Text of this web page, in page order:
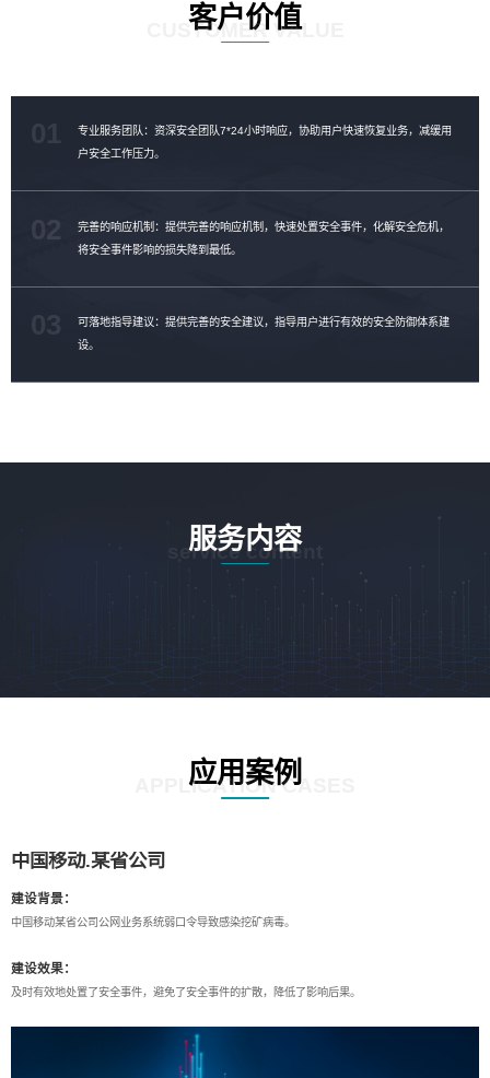
客户价值
CUSTOMER VALUE
专业服务团队：资深安全团队7*24小时响应，协助用户快速恢复业务，减缓用
户安全工作压力。
完善的响应机制：提供完善的响应机制，快速处置安全事件，化解安全危机，
将安全事件影响的损失降到最低。
02
可落地指导建议：提供完善的安全建议，指导用户进行有效的安全防御体系建
设。
03
服务内容
service content
应用案例
APPLICATION CASES
中国移动.某省公司
建设背景：
中国移动某省公司公网业务系统弱口令导致感染挖矿病毒。
建设效果：
及时有效地处置了安全事件，避免了安全事件的扩散，降低了影响后果。